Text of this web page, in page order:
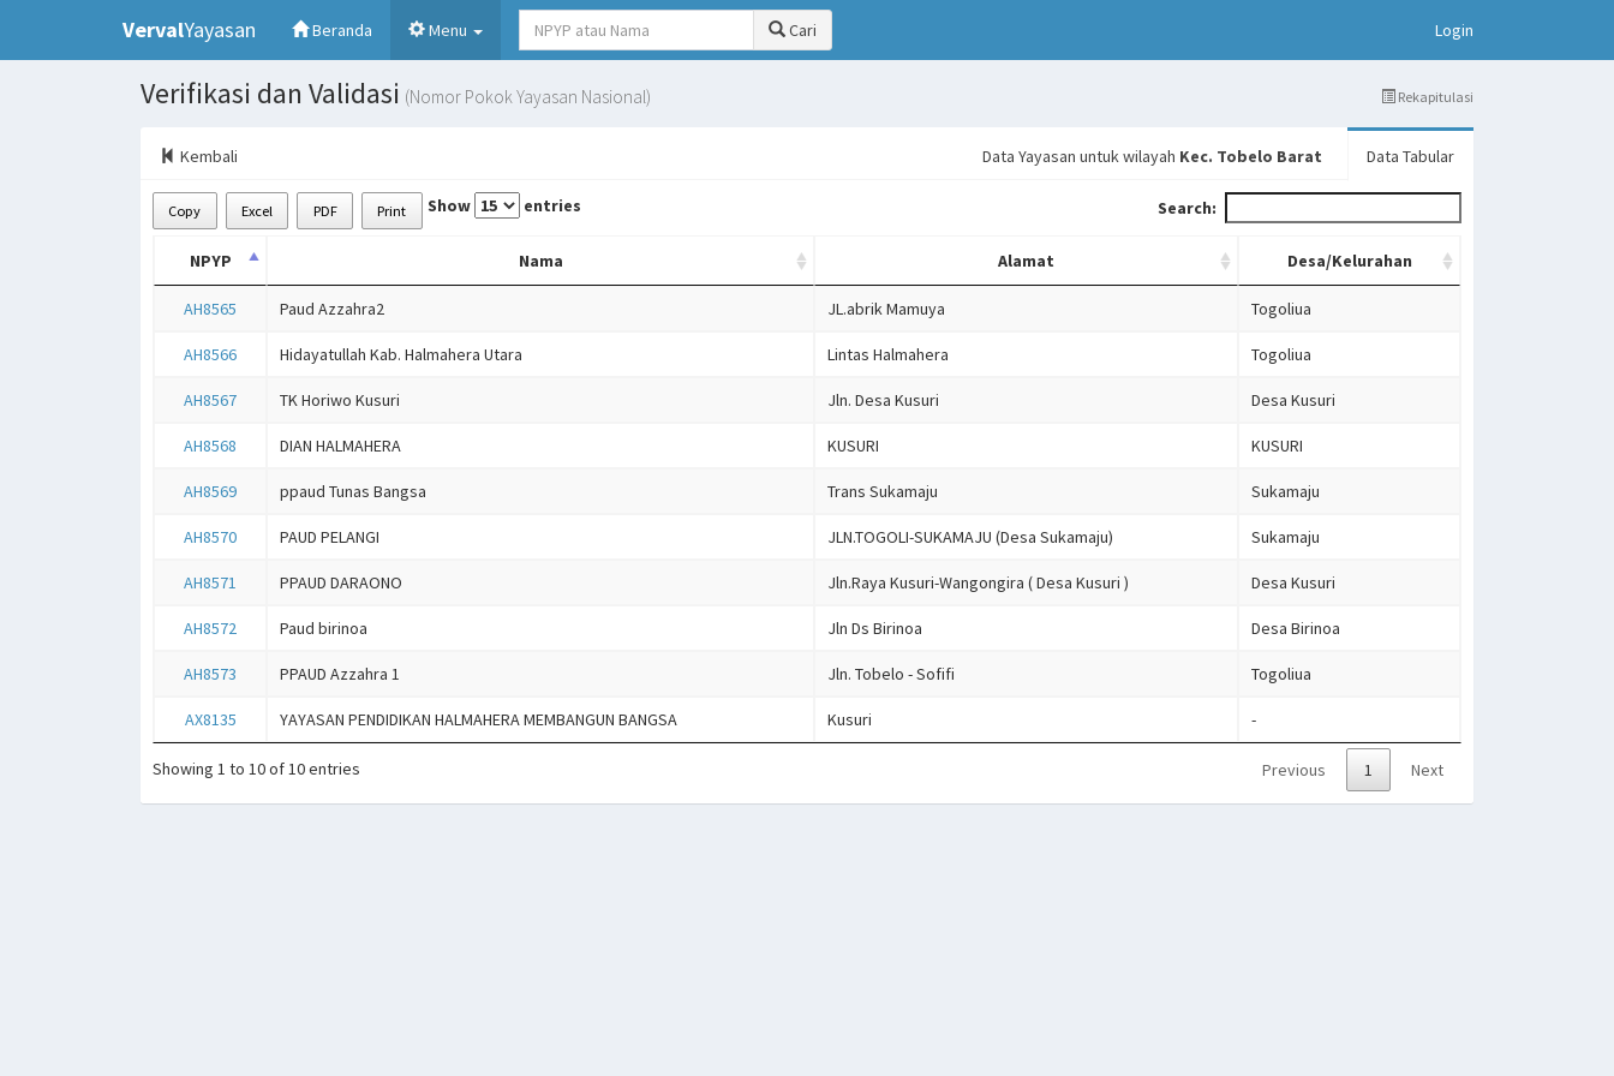
VervalYayasan Beranda (current)Menu Cari Login
Verifikasi dan Validasi (Nomor Pokok Yayasan Nasional) Rekapitulasi
Data Tabular
Kembali Data Yayasan untuk wilayah Kec. Tobelo Barat
Copy Excel PDF Print Show entries Search:
NPYP Nama Alamat Desa/Kelurahan
AH8565 Paud Azzahra2 JL.abrik Mamuya Togoliua
AH8566 Hidayatullah Kab. Halmahera Utara Lintas Halmahera Togoliua
AH8567 TK Horiwo Kusuri Jln. Desa Kusuri Desa Kusuri
AH8568 DIAN HALMAHERA KUSURI KUSURI
AH8569 ppaud Tunas Bangsa Trans Sukamaju Sukamaju
AH8570 PAUD PELANGI JLN.TOGOLI-SUKAMAJU (Desa Sukamaju) Sukamaju
AH8571 PPAUD DARAONO Jln.Raya Kusuri-Wangongira ( Desa Kusuri ) Desa Kusuri
AH8572 Paud birinoa Jln Ds Birinoa Desa Birinoa
AH8573 PPAUD Azzahra 1 Jln. Tobelo - Sofifi Togoliua
AX8135 YAYASAN PENDIDIKAN HALMAHERA MEMBANGUN BANGSA Kusuri -
Showing 1 to 10 of 10 entries Previous 1 Next